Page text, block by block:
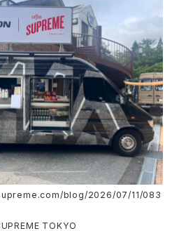
TOKYO
blog/2026/07/11/083